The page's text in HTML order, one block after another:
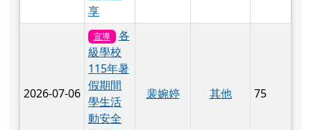
假期間
學生活
動安全
注意事
項
於彈跳視窗觀看：各級學校 115 年暑
瑞美國
小115學